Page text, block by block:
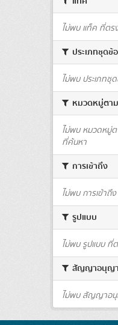
ไม่พบ แท็ค ที่ต
ประเภทชุดข้
ไม่พบ ประเภท
หมวดหมู่ตา
ไม่พบ หมวดหมู่
ที่ค้นหา
การเข้าถึง
ไม่พบ การเข้า
รูปแบบ
ไม่พบ รูปแบบ ที่
สัญญาอนุญ
ไม่พบ สัญญาอ